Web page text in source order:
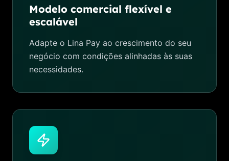
Modelo comercial flexível e
escalável
Adapte o Lina Pay ao crescimento do seu
negócio com condições alinhadas às suas
necessidades.